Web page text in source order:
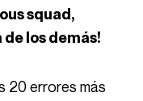
squad,
los demás!